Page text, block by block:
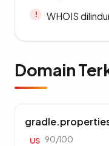
WHOIS
Domain
US 90/100